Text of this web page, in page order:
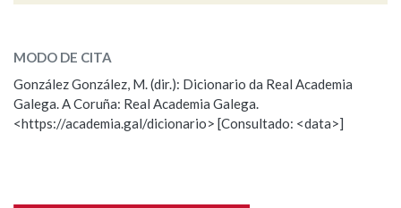
Nas definicións
Nos exemplos
ESCOLLE UNHA OPCIÓN:
Observación Hai un erro na palabra
Propoño mellorar a definición
MODO DE CITA
González González, M. (dir.): Dicionario da Real Academia
Galega. A Coruña: Real Academia Galega.
<https://academia.gal/dicionario> [Consultado: <data>]